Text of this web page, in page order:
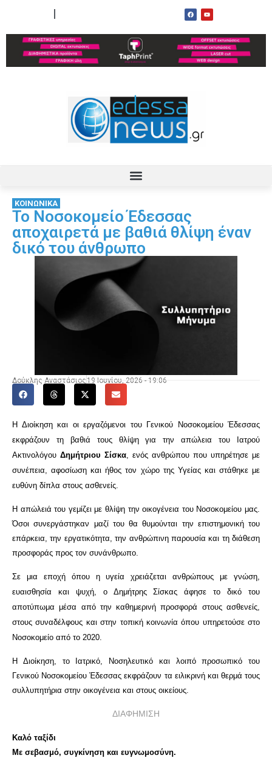
ΚΟΙΝΩΝΙΚΑ
Το Νοσοκομείο Έδεσσας
αποχαιρετά με βαθιά θλίψη έναν
δικό του άνθρωπο
Δούκλης Αναστάσιος 19 Ιουνίου, 2026 - 19:06
Η Διοίκηση και οι εργαζόμενοι του Γενικού Νοσοκομείου Έδεσσας
εκφράζουν τη βαθιά τους θλίψη για την απώλεια του Ιατρού
Ακτινολόγου Δημήτριου Σίσκα , ενός ανθρώπου που υπηρέτησε με
συνέπεια, αφοσίωση και ήθος τον χώρο της Υγείας και στάθηκε με
ευθύνη δίπλα στους ασθενείς.
Η απώλειά του γεμίζει με θλίψη την οικογένεια του Νοσοκομείου μας.
Όσοι συνεργάστηκαν μαζί του θα θυμούνται την επιστημονική του
επάρκεια, την εργατικότητα, την ανθρώπινη παρουσία και τη διάθεση
προσφοράς προς τον συνάνθρωπο.
Σε μια εποχή όπου η υγεία χρειάζεται ανθρώπους με γνώση,
ευαισθησία και ψυχή, ο Δημήτρης Σίσκας άφησε το δικό του
αποτύπωμα μέσα από την καθημερινή προσφορά στους ασθενείς,
στους συναδέλφους και στην τοπική κοινωνία όπου υπηρετούσε στο
Νοσοκομείο από το 2020.
Η Διοίκηση, το Ιατρικό, Νοσηλευτικό και λοιπό προσωπικό του
Γενικού Νοσοκομείου Έδεσσας εκφράζουν τα ειλικρινή και θερμά τους
συλλυπητήρια στην οικογένεια και στους οικείους.
ΔΙΑΦΗΜΙΣΗ
Καλό ταξίδι
Με σεβασμό, συγκίνηση και ευγνωμοσύνη.